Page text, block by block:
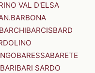
VAL D'ELSA
BARBONA
BARCHIBARCISBARD
BARESSABARETE
BARIBARI SARDO